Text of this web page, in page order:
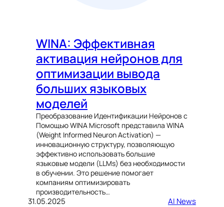
WINA: Эффективная
активация нейронов для
оптимизации вывода
больших языковых
моделей
Преобразование Идентификации Нейронов с
Помощью WINA Microsoft представила WINA
(Weight Informed Neuron Activation) —
инновационную структуру, позволяющую
эффективно использовать большие
языковые модели (LLMs) без необходимости
в обучении. Это решение помогает
компаниям оптимизировать
производительность…
31.05.2025 AI News